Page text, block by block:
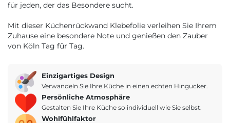
für jeden, der das Besondere sucht.
Mit dieser Küchenrückwand Klebefolie verleihen Sie Ihrem
Zuhause eine besondere Note und genießen den Zauber
von Köln Tag für Tag.
Einzigartiges Design
Verwandeln Sie Ihre Küche in einen echten Hingucker.
Persönliche Atmosphäre
Gestalten Sie Ihre Küche so individuell wie Sie selbst.
Wohlfühlfaktor